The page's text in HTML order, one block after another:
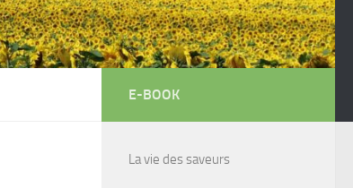
E-BOOK
La vie des saveurs